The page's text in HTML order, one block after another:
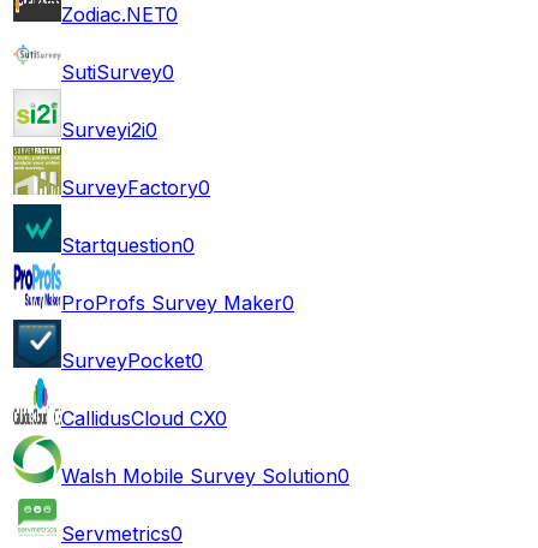
Zodiac.NET0
SutiSurvey0
Surveyi2i0
SurveyFactory0
Startquestion0
ProProfs Survey Maker0
SurveyPocket0
CallidusCloud CX0
Walsh Mobile Survey Solution0
Servmetrics0